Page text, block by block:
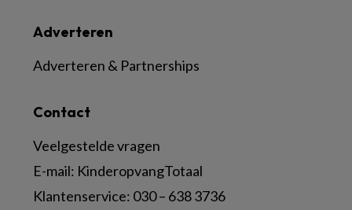
Contact
Veelgestelde vragen
E-mail: KinderopvangTotaal
Klantenservice: 030 – 638 3736
Adverteren
Adverteren & Partnerships